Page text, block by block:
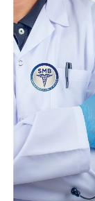
En el evento
personal de la
Hidrosistema
Participación
el Comité de
La
proyectos
de
presente
servicios que
las principales